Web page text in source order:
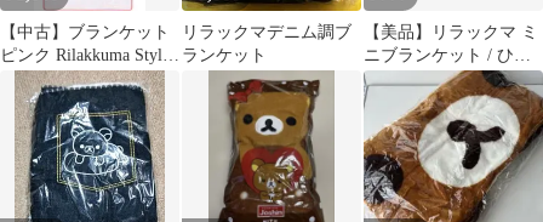
【中古】ブランケット
ピンク Rilakkuma Style
ふわふわエンボスブラ
ンケット 「リラック
マ」
リラックマデニム調ブ
ランケット
【美品】リラックマ ミ
ニブランケット / ひざ
掛け（ボーダー×ドッ
ト）